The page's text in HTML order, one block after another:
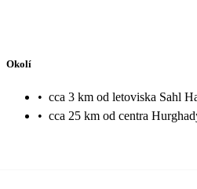
Okolí
• cca 3 km od letoviska Sahl
• cca 25 km od centra